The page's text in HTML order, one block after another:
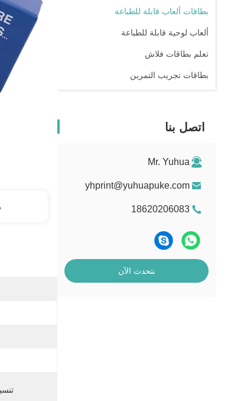
بطاقات ألعاب قابلة للطباعة
ألعاب لوحية قابلة للطباعة
تعلم بطاقات فلاش
بطاقات تجريب التمرين
اتصل بنا
Mr. Yuhua
yhprint@yuhuapuke.com
18620206083
نتحدث الآن